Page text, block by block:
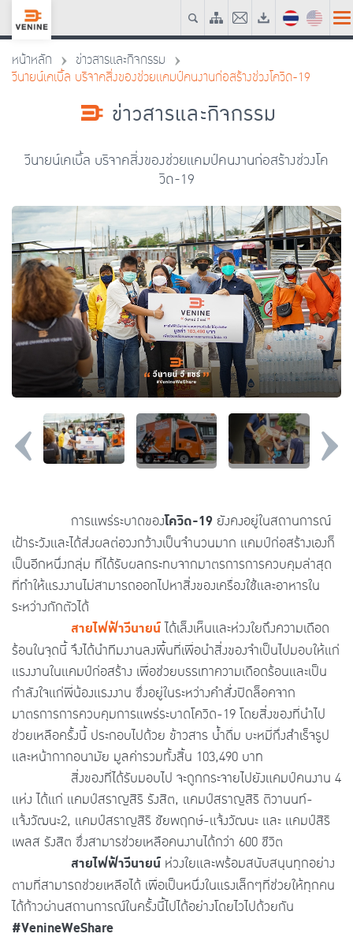
หน้าหลัก
ข่าวสารและกิจกรรม
วีนายน์เคเบิ้ล บริจาคสิ่งของช่วยแคมป์คนงานก่อสร้างช่วงโควิด-19
ข่าวสารและกิจกรรม
วีนายน์เคเบิ้ล บริจาคสิ่งของช่วยแคมป์คนงานก่อสร้างช่วงโค
วิด-19
การแพร่ระบาดของโควิด-19 ยังคงอยู่ในสถานการณ์
เฝ้าระวังและได้ส่งผลต่อวงกว้างเป็นจำนวนมาก แคมป์ก่อสร้างเองก็
เป็นอีกหนึ่งกลุ่ม ที่ได้รับผลกระทบจากมาตรการการควบคุมล่าสุด
ที่ทำให้แรงงานไม่สามารถออกไปหาสิ่งของเครื่องใช้และอาหารใน
ระหว่างกักตัวได้
สายไฟฟ้าวีนายน์ได้เล็งเห็นและห่วงใยถึงความเดือด
ร้อนในจุดนี้ จึงได้นำทีมงานลงพื้นที่เพื่อนำสิ่งของจำเป็นไปมอบให้แก่
แรงงานในแคมป์ก่อสร้าง เพื่อช่วยบรรเทาความเดือดร้อนและเป็น
กำลังใจแก่พี่น้องแรงงาน ซึ่งอยู่ในระหว่างคำสั่งปิดล็อคจาก
มาตรการการควบคุมการแพร่ระบาดโควิด-19 โดยสิ่งของที่นำไป
ช่วยเหลือครั้งนี้ ประกอบไปด้วย ข้าวสาร น้ำดื่ม บะหมี่กึ่งสำเร็จรูป
และหน้ากากอนามัย มูลค่ารวมทั้งสิ้น 103,490 บาท
สิ่งของที่ได้รับมอบไป จะถูกกระจายไปยังแคมป์คนงาน 4
แห่ง ได้แก่ แคมป์สราญสิริ รังสิต, แคมป์สราญสิริ ติวานนท์-
แจ้งวัฒนะ2, แคมป์สราญสิริ ชัยพฤกษ์-แจ้งวัฒนะ และ แคมป์สิริ
เพลส รังสิต ซึ่งสามารช่วยเหลือคนงานได้กว่า 600 ชีวิต
สายไฟฟ้าวีนายน์ ห่วงใยและพร้อมสนับสนุนทุกอย่าง
ตามที่สามารถช่วยเหลือได้ เพื่อเป็นหนึ่งในแรงเล็กๆที่ช่วยให้ทุกคน
ได้ก้าวผ่านสถานการณ์ในครั้งนี้ไปได้อย่างโดยไวไปด้วยกัน
#VenineWeShare